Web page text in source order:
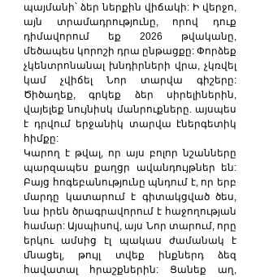
պայմանի՝ ձեր ներքին վիճակի: Ի վերջո,
այն տրամադրությունը, որով դուք
դիմավորում եք 2026 թվականը,
մեծապես կորոշի դրա ընթացքը: Փորձեք
չկենտրոնանալ խնդիրների վրա, չկռվել
կամ չվիճել Նոր տարվա գիշերը:
Ծիծաղեք, գրկեք ձեր սիրելիներին,
վայելեք նույնիսկ մանրուքները. այսպես
է դրվում երջանիկ տարվա էներգետիկ
հիմքը:
Կարող է թվալ, որ այս բոլոր նշանները
պարզապես քաղցր ավանդույթներ են:
Բայց հոգեբանությունը պնդում է, որ երբ
մարդը կատարում է գիտակցված ծես,
նա իրեն ծրագրավորում է հաջողության
համար: Այսպիսով, այս Նոր տարում, որը
երկու ամսից էլ պակաս ժամանակ է
մնացել, թույլ տվեք ինքներդ ձեզ
հավատալ հրաշքներին: Ցանեք աղ,